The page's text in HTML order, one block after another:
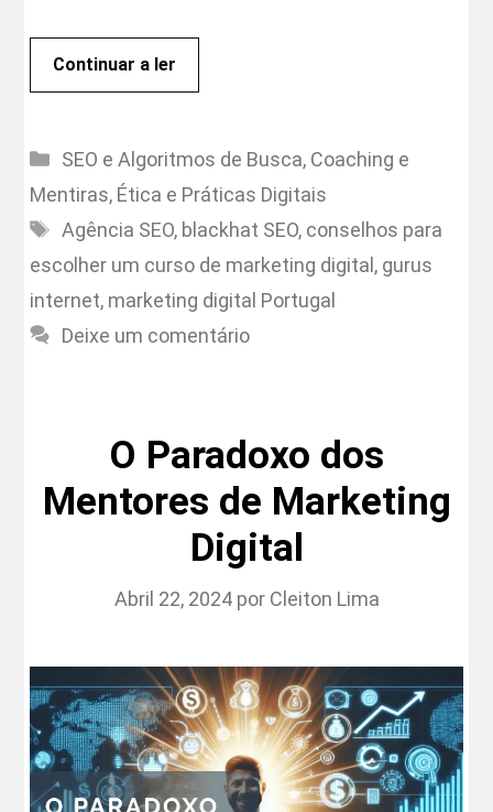
Continuar a ler
Categorias
SEO e Algoritmos de Busca, Coaching e
Mentiras, Ética e Práticas Digitais
Etiquetas
Agência SEO, blackhat SEO, conselhos para
escolher um curso de marketing digital , gurus
internet, marketing digital Portugal
Deixe um comentário
O Paradoxo dos
Mentores de Marketing
Digital
Abril 22, 2024 por Cleiton Lima